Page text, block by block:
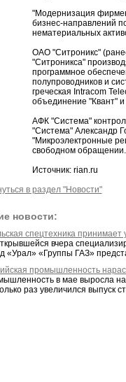
"Модернизация
бизнес-направлений
нематериальных
ОАО "Ситроникс"
"Ситроникса"
программное
полупроводников и
греческая Intracom
объединение "Квант"
АФК "Система"
"Система" Александр
"Микроэлектронные
свободном обращении.
Источник: rian.ru
в раздел "Новости"
новости:
спецтехника принимает
вчера
«Урал» «Группы ГАЗ»
промышленность
в мае выросла на
раз увеличился выпуск